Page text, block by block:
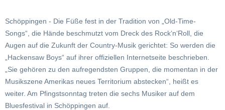
Schöppingen - Die Füße fest in der Tradition von „Old-Time-
Songs“, die Hände beschmutzt vom Dreck des Rock‘n‘Roll, die
Augen auf die Zukunft der Country-Musik gerichtet: So werden die
„Hackensaw Boys“ auf ihrer offiziellen Internetseite beschrieben.
„Sie gehören zu den aufregendsten Gruppen, die momentan in der
Musikszene Amerikas neues Territorium abstecken“, heißt es
weiter. Am Pfingstsonntag treten die sechs Musiker auf dem
Bluesfestival in Schöppingen auf.